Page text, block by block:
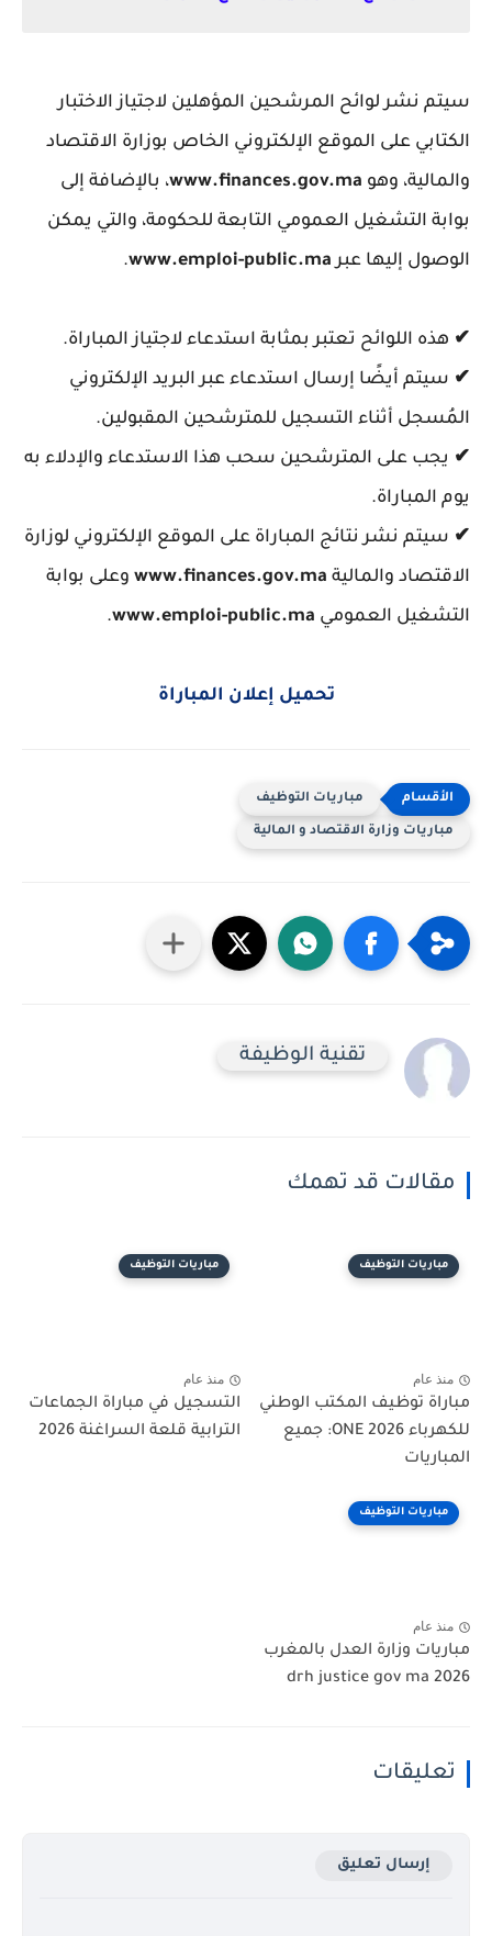
سيتم نشر لوائح المرشحين المؤهلين لاجتياز الاختبار
الكتابي على الموقع الإلكتروني الخاص بوزارة الاقتصاد
والمالية، وهو www.finances.gov.ma، بالإضافة إلى
بوابة التشغيل العمومي التابعة للحكومة، والتي يمكن
الوصول إليها عبرwww.emploi-public.ma
.
✔ هذه اللوائح تعتبر بمثابة استدعاء لاجتياز المباراة.
✔ سيتم أيضًا إرسال استدعاء عبر البريد الإلكتروني
المُسجل أثناء التسجيل للمترشحين المقبولين.
✔ يجب على المترشحين سحب هذا الاستدعاء والإدلاء به
يوم المباراة.
✔ سيتم نشر نتائج المباراة على الموقع الإلكتروني لوزارة
الاقتصاد والمالية www.finances.gov.ma وعلى بوابة
التشغيل العمومي www.emploi-public.ma
.
تحميل إعلان المباراة
مباريات التوظيف
مباريات وزارة الاقتصاد و المالية
تقنية الوظيفة
مقالات قد تهمك
مباريات التوظيف
منذ عام
مباراة توظيف المكتب الوطني
للكهرباء ONE 2026: جميع
المباريات
مباريات التوظيف
منذ عام
التسجيل في مباراة الجماعات
الترابية قلعة السراغنة 2026
مباريات التوظيف
منذ عام
مباريات وزارة العدل بالمغرب
2026 drh justice gov ma
تعليقات
إرسال تعليق